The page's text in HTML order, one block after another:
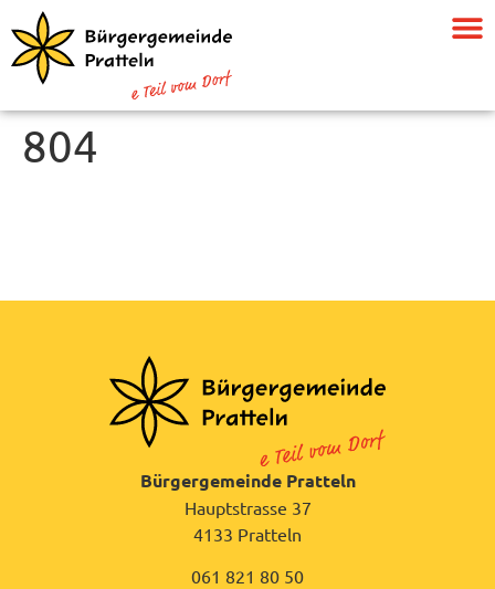
804
Bürgergemeinde Pratteln
Hauptstrasse 37
4133 Pratteln
061 821 80 50